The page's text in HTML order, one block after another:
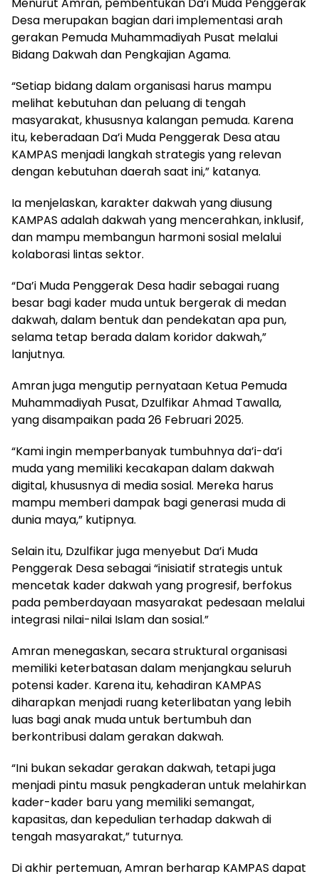
Desa merupakan bagian dari implementasi arah
gerakan Pemuda Muhammadiyah Pusat melalui
Bidang Dakwah dan Pengkajian Agama.
“Setiap bidang dalam organisasi harus mampu
melihat kebutuhan dan peluang di tengah
masyarakat, khususnya kalangan pemuda. Karena
itu, keberadaan Da’i Muda Penggerak Desa atau
KAMPAS menjadi langkah strategis yang relevan
dengan kebutuhan daerah saat ini,” katanya.
Ia menjelaskan, karakter dakwah yang diusung
KAMPAS adalah dakwah yang mencerahkan, inklusif,
dan mampu membangun harmoni sosial melalui
kolaborasi lintas sektor.
“Da’i Muda Penggerak Desa hadir sebagai ruang
besar bagi kader muda untuk bergerak di medan
dakwah, dalam bentuk dan pendekatan apa pun,
selama tetap berada dalam koridor dakwah,”
lanjutnya.
Amran juga mengutip pernyataan Ketua Pemuda
Muhammadiyah Pusat, Dzulfikar Ahmad Tawalla,
yang disampaikan pada 26 Februari 2025.
“Kami ingin memperbanyak tumbuhnya da’i-da’i
muda yang memiliki kecakapan dalam dakwah
digital, khususnya di media sosial. Mereka harus
mampu memberi dampak bagi generasi muda di
dunia maya,” kutipnya.
Selain itu, Dzulfikar juga menyebut Da’i Muda
Penggerak Desa sebagai “inisiatif strategis untuk
mencetak kader dakwah yang progresif, berfokus
pada pemberdayaan masyarakat pedesaan melalui
integrasi nilai-nilai Islam dan sosial.”
Amran menegaskan, secara struktural organisasi
memiliki keterbatasan dalam menjangkau seluruh
potensi kader. Karena itu, kehadiran KAMPAS
diharapkan menjadi ruang keterlibatan yang lebih
luas bagi anak muda untuk bertumbuh dan
berkontribusi dalam gerakan dakwah.
“Ini bukan sekadar gerakan dakwah, tetapi juga
menjadi pintu masuk pengkaderan untuk melahirkan
kader-kader baru yang memiliki semangat,
kapasitas, dan kepedulian terhadap dakwah di
tengah masyarakat,” tuturnya.
Di akhir pertemuan, Amran berharap KAMPAS dapat